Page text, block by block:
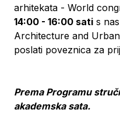
arhitekata - World
14:00 - 16:00 sati s
Architecture and
poslati poveznica za
Prema Programu
akademska sata.